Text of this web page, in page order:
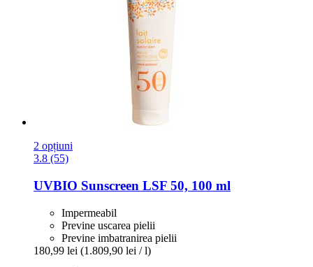
2 opțiuni
3.8 (55)
UVBIO Sunscreen LSF 50, 100 ml
Impermeabil
Previne uscarea pielii
Previne imbatranirea pielii
180,99 lei (1.809,90 lei / l)